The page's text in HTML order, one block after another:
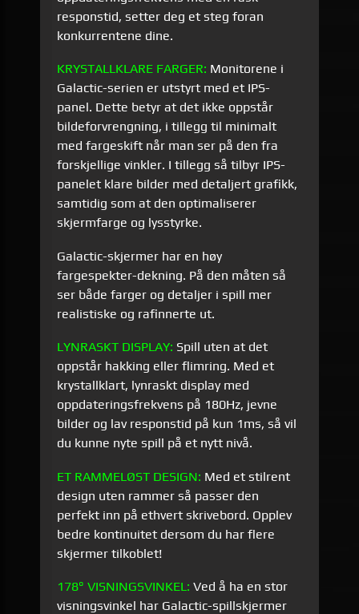
responstid, setter deg et steg foran
konkurrentene dine.
KRYSTALLKLARE FARGER: Monitorene i
Galactic-serien er utstyrt med et IPS-
panel. Dette betyr at det ikke oppstår
bildeforvrengning, i tillegg til minimalt
med fargeskift når man ser på den fra
forskjellige vinkler. I tillegg så tilbyr IPS-
panelet klare bilder med detaljert grafikk,
samtidig som at den optimaliserer
skjermfarge og lysstyrke.
Galactic-skjermer har en høy
fargespekter-dekning. På den måten så
ser både farger og detaljer i spill mer
realistiske og rafinnerte ut.
LYNRASKT DISPLAY: Spill uten at det
oppstår hakking eller flimring. Med et
krystallklart, lynraskt display med
oppdateringsfrekvens på 180Hz, jevne
bilder og lav responstid på kun 1ms, så vil
du kunne nyte spill på et nytt nivå.
ET RAMMELØST DESIGN: Med et stilrent
design uten rammer så passer den
perfekt inn på ethvert skrivebord. Opplev
bedre kontinuitet dersom du har flere
skjermer tilkoblet!
178° VISNINGSVINKEL: Ved å ha en stor
visningsvinkel har Galactic-spillskjermer